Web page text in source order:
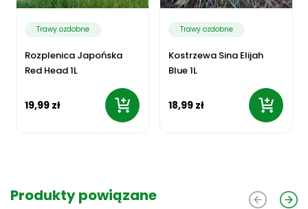
Trawy ozdobne
Rozplenica Japońska
Red Head 1L
19,99 zł
Trawy ozdobne
Kostrzewa Sina Elijah
Blue 1L
18,99 zł
Produkty powiązane